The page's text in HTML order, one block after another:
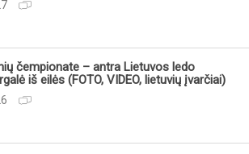
čempionate – antra Lietuvos ledo
iš eilės (FOTO, VIDEO, lietuvių įvarčiai)